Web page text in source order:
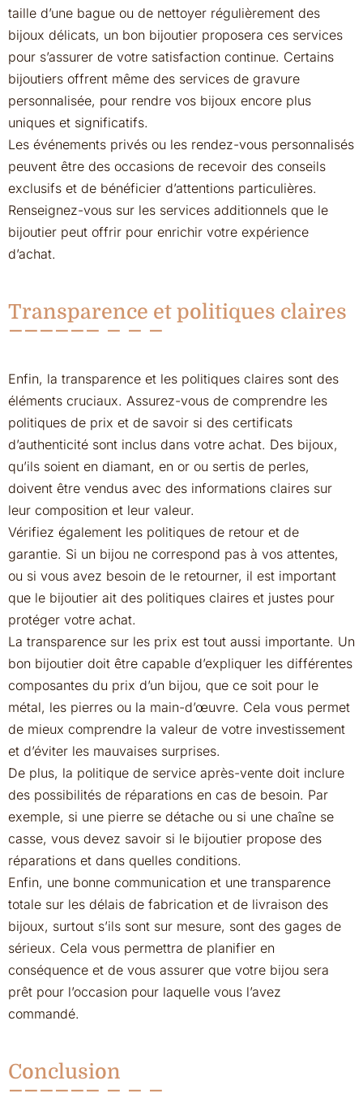
taille d’une bague ou de nettoyer régulièrement des
bijoux délicats, un bon bijoutier proposera ces services
pour s’assurer de votre satisfaction continue. Certains
bijoutiers offrent même des services de gravure
personnalisée, pour rendre vos bijoux encore plus
uniques et significatifs.
Les événements privés ou les rendez-vous personnalisés
peuvent être des occasions de recevoir des conseils
exclusifs et de bénéficier d’attentions particulières.
Renseignez-vous sur les services additionnels que le
bijoutier peut offrir pour enrichir votre expérience
d’achat.
Transparence et politiques claires
Enfin, la transparence et les politiques claires sont des
éléments cruciaux. Assurez-vous de comprendre les
politiques de prix et de savoir si des certificats
d’authenticité sont inclus dans votre achat. Des bijoux,
qu’ils soient en diamant, en or ou sertis de perles,
doivent être vendus avec des informations claires sur
leur composition et leur valeur.
Vérifiez également les politiques de retour et de
garantie. Si un bijou ne correspond pas à vos attentes,
ou si vous avez besoin de le retourner, il est important
que le bijoutier ait des politiques claires et justes pour
protéger votre achat.
La transparence sur les prix est tout aussi importante. Un
bon bijoutier doit être capable d’expliquer les différentes
composantes du prix d’un bijou, que ce soit pour le
métal, les pierres ou la main-d’œuvre. Cela vous permet
de mieux comprendre la valeur de votre investissement
et d’éviter les mauvaises surprises.
De plus, la politique de service après-vente doit inclure
des possibilités de réparations en cas de besoin. Par
exemple, si une pierre se détache ou si une chaîne se
casse, vous devez savoir si le bijoutier propose des
réparations et dans quelles conditions.
Enfin, une bonne communication et une transparence
totale sur les délais de fabrication et de livraison des
bijoux, surtout s’ils sont sur mesure, sont des gages de
sérieux. Cela vous permettra de planifier en
conséquence et de vous assurer que votre bijou sera
prêt pour l’occasion pour laquelle vous l’avez
commandé.
Conclusion